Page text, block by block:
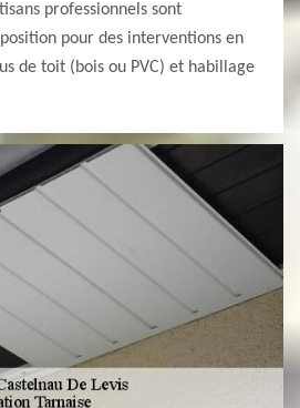
professionnels sont
pour des interventions en
de toit (bois ou PVC) et habillage